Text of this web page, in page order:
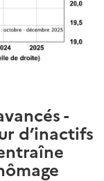
-
d’inactifs